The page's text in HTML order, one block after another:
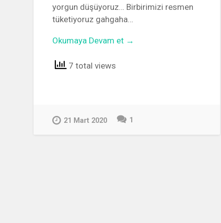
yorgun düşüyoruz… Birbirimizi resmen
tüketiyoruz gahgaha…
Okumaya Devam et →
7 total views
21 Mart 2020 1